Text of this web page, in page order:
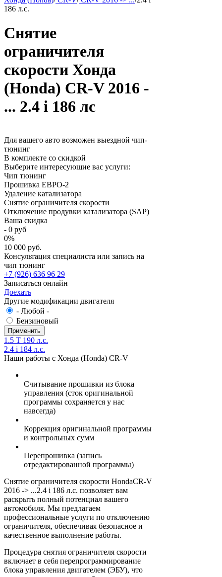
186 л.с.
Снятие
ограничителя
скорости Хонда
(Honda) CR-V 2016 -
... 2.4 i 186 лс
Для вашего авто возможен выездной чип-
тюнинг
В комплекте со скидкой
Выберите интересующие вас услуги:
Чип тюнинг
Прошивка ЕВРО-2
Удаление катализатора
Снятие ограничителя скорости
Отключение продувки катализатора (SAP)
Ваша скидка
- 0 руб
0%
10 000 руб.
Консультация специалиста или запись на
чип тюнинг
+7 (926) 636 96 29
Записаться онлайн
Доехать
Другие модификации двигателя
- Любой -
Бензиновый
1.5 T 190 л.с.
2.4 i 184 л.с.
Наши работы с Хонда (Honda) CR-V
Считывание прошивки из блока
управления (сток оригинальной
программы сохраняется у нас
навсегда)
Коррекция оригинальной программы
и контрольных сумм
Перепрошивка (запись
отредактированной программы)
Снятие ограничителя скорости HondaCR-V
2016 -> ...2.4 i 186 л.с. позволяет вам
раскрыть полный потенциал вашего
автомобиля. Мы предлагаем
профессиональные услуги по отключению
ограничителя, обеспечивая безопасное и
качественное выполнение работы.
Процедура снятия ограничителя скорости
включает в себя перепрограммирование
блока управления двигателем (ЭБУ), что